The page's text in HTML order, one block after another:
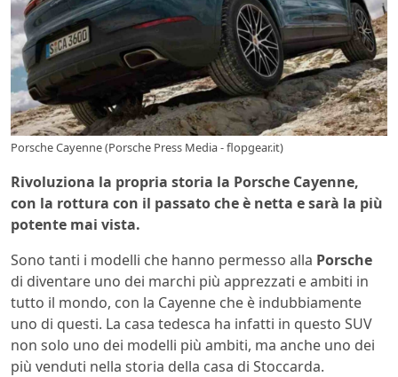
Porsche Cayenne (Porsche Press Media - flopgear.it)
Rivoluziona la propria storia la Porsche Cayenne,
con la rottura con il passato che è netta e sarà la più
potente mai vista.
Sono tanti i modelli che hanno permesso alla Porsche
di diventare uno dei marchi più apprezzati e ambiti in
tutto il mondo, con la Cayenne che è indubbiamente
uno di questi. La casa tedesca ha infatti in questo SUV
non solo uno dei modelli più ambiti, ma anche uno dei
più venduti nella storia della casa di Stoccarda.